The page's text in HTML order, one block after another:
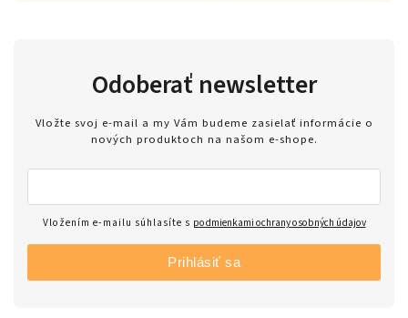
Odoberať newsletter
Vložte svoj e-mail a my Vám budeme zasielať informácie o
nových produktoch na našom e-shope.
Vložením e-mailu súhlasíte s podmienkami ochrany osobných údajov
Prihlásiť sa